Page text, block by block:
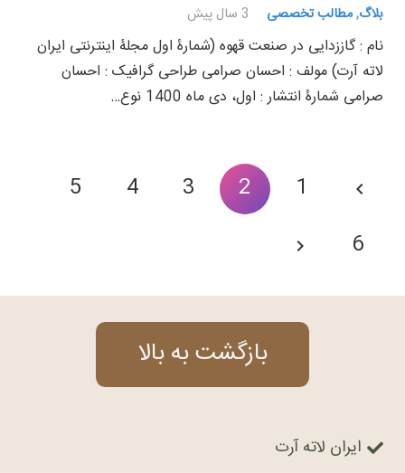
بلاگ,مطالب تخصصی 3 سال پیش
نام : گاززدایی در صنعت قهوه (شمارۀ اول مجلۀ اینترنتی ایران
لاته آرت) مولف : احسان صرامی طراحی گرافیک : احسان
صرامی شمارۀ انتشار : اول، دی ماه 1400 نوع…
1
2
3
4
5
6
بازگشت به بالا
ایران لاته آرت